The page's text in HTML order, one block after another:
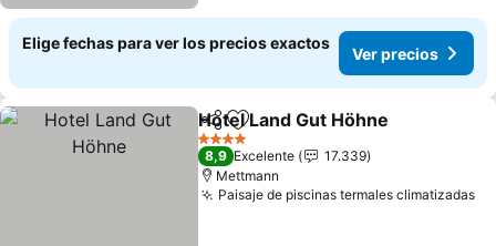
Elige fechas para ver los precios exactos
Ver precios
CompartirAgregar a favoritos
Hotel Land Gut Höhne
4 Estrellas
8,9 Excelente
17.339
Mettmann
Paisaje de piscinas termales climatizadas